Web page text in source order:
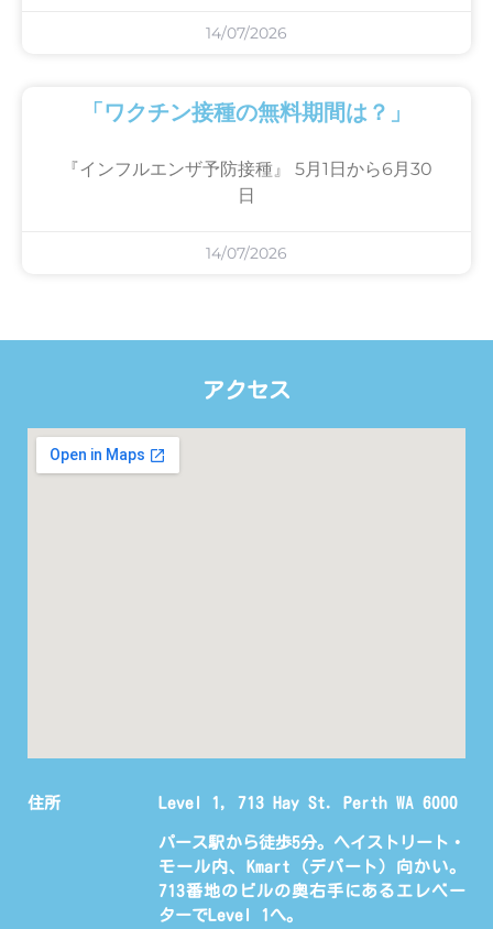
14/07/2026
「ワクチン接種の無料期間は？」
『インフルエンザ予防接種』 5月1日から6月30
日
14/07/2026
アクセス
住所 Level 1, 713 Hay St. Perth WA 6000
パース駅から徒歩5分。ヘイストリート・
モール内、Kmart（デパート）向かい。
713番地のビルの奥右手にあるエレベー
ターでLevel 1へ。